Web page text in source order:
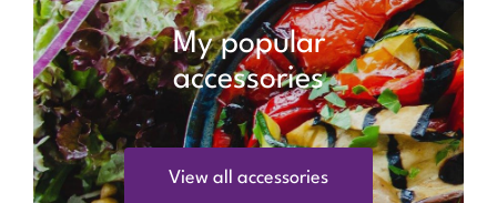
My popular
accessories
View all accessories